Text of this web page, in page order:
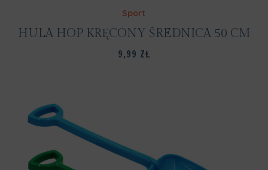
Sport
HULA HOP KRĘCONY ŚREDNICA 50 CM
9,99 ZŁ